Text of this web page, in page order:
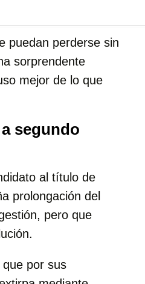
puedan perderse sin
sorprendente
mejor de lo que
segundo
al título de
prolongación del
pero que
por sus